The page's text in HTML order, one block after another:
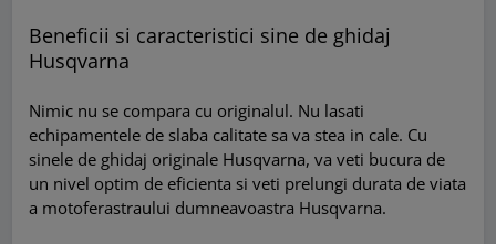
Beneficii si caracteristici sine de ghidaj
Husqvarna
Nimic nu se compara cu originalul. Nu lasati
echipamentele de slaba calitate sa va stea in cale. Cu
sinele de ghidaj originale Husqvarna, va veti bucura de
un nivel optim de eficienta si veti prelungi durata de viata
a motoferastraului dumneavoastra Husqvarna.